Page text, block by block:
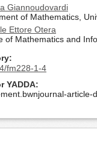
Giannoudovardi
of Mathematics,
Ettore Otera
of Mathematics and
fm228-1-4
YADDA